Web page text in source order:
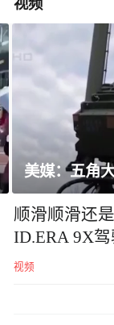
楼敦促国防
顺滑顺滑还
ID.ERA 9X
视频